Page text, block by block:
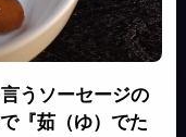
うソーセージの
『茹（ゆ）でた